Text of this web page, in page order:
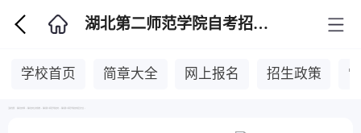
湖北第二师范学院自考招生专业
学校首页 简章大全 网上报名 招生政策